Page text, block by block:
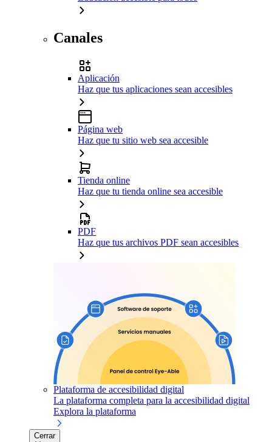
Canales
Aplicación
Haz que tus aplicaciones sean accesibles
Página web
Haz que tu sitio web sea accesible
Tienda online
Haz que tu tienda online sea accesible
PDF
Haz que tus archivos PDF sean accesibles
Plataforma de accesibilidad digital
La plataforma completa para la accesibilidad digital
Explora la plataforma
Cerrar